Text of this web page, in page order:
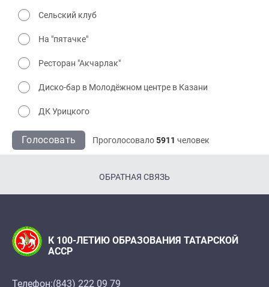
Сельский клуб
На "пятачке"
Ресторан "Акчарлак"
Диско-бар в Молодёжном центре в Казани
ДК Урицкого
Голосовать Проголосовало5911 человек
ОБРАТНАЯ СВЯЗЬ
К 100-ЛЕТИЮ ОБРАЗОВАНИЯ ТАТАРСКОЙ
АССР
Телефон:(843) 222 09 79